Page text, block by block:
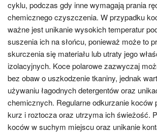
cyklu, podczas gdy inne wymagają prania
chemicznego czyszczenia. W przypadku
ważne jest unikanie wysokich temperatur
suszenia ich na słońcu, ponieważ może to
skurczenia się materiału lub utraty jego
izolacyjnych. Koce polarowe zazwyczaj
bez obaw o uszkodzenie tkaniny, jednak
używaniu łagodnych detergentów oraz
chemicznych. Regularne odkurzanie koców
kurz i roztocza oraz utrzyma ich świeżość.
koców w suchym miejscu oraz unikanie